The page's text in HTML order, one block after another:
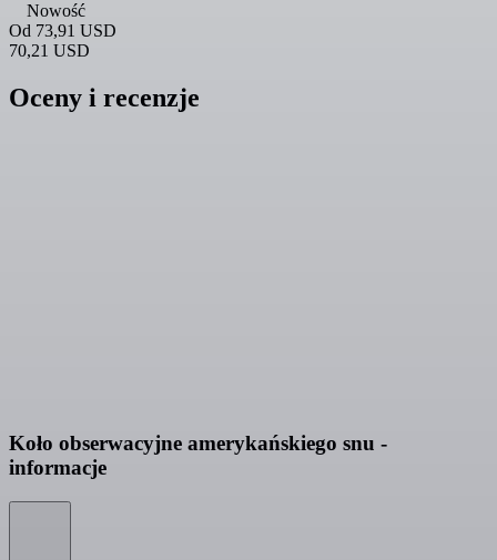
Nowość
Od 73,91 USD
70,21 USD
Oceny i recenzje
Koło obserwacyjne amerykańskiego snu -
informacje